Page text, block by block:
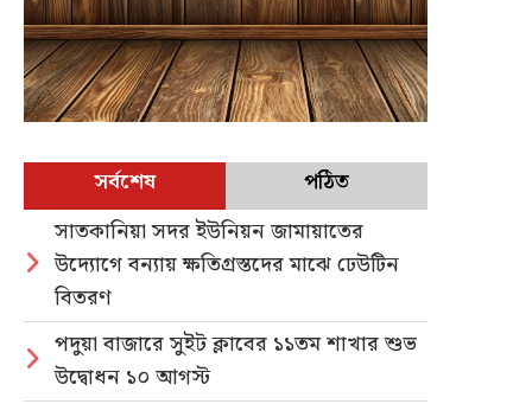
সর্বশেষ
পঠিত
সাতকানিয়া সদর ইউনিয়ন জামায়াতের
উদ্যোগে বন্যায় ক্ষতিগ্রস্তদের মাঝে ঢেউটিন
বিতরণ
পদুয়া বাজারে সুইট ক্লাবের ১১তম শাখার শুভ
উদ্বোধন ১০ আগস্ট